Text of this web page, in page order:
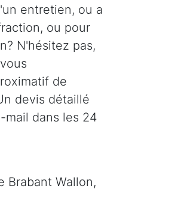
entretien, ou a
ou pour
N'hésitez pas,
de
devis détaillé
mail dans les 24
Brabant Wallon,